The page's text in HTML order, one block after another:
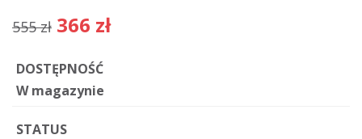
555 zł 366 zł
DOSTĘPNOŚĆ
W magazynie
STATUS